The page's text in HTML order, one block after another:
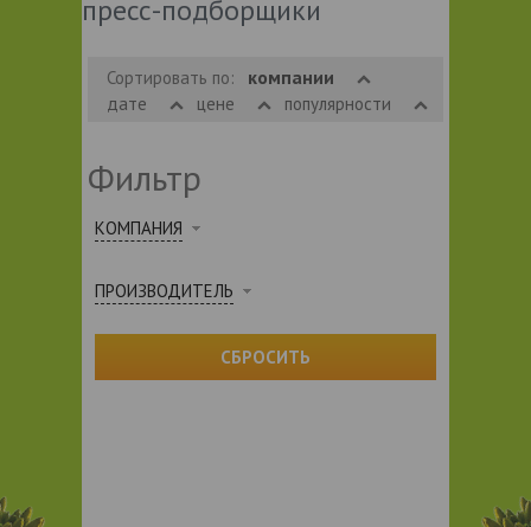
пресс-подборщики
Сортировать по: компании
дате цене популярности
Фильтр
КОМПАНИЯ
ПРОИЗВОДИТЕЛЬ
СБРОСИТЬ